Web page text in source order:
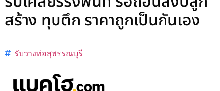
สร้าง ทุบตึก ราคาถูกเป็นกันเอง
รับวางท่อสุพรรณบุรี